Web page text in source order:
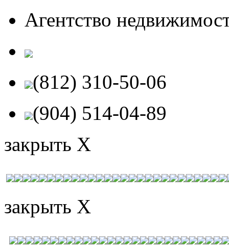
Агентство
(812) 310-50-06
(904) 514-04-89
закрыть X
закрыть X